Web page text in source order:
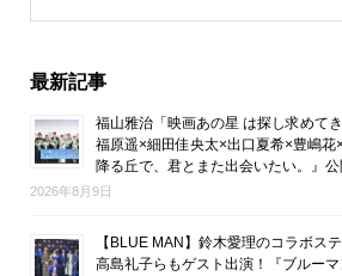
最新記事
福山雅治「映画あの星 は探し求めて
福原遥×細田佳央太×出口夏希×豊嶋花
降る丘で、君とまた出会いたい。』
2026年8月9日
【BLUE MAN】鈴木愛理のコラボス
高島礼子らもゲスト出演！『ブルー